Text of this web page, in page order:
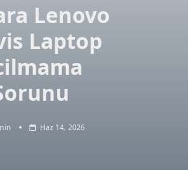
Lenovo
Laptop
Haz 14, 2026